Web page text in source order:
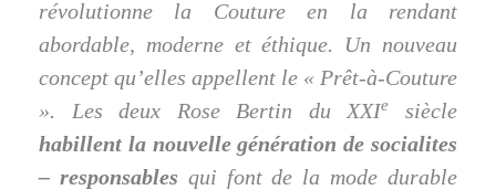
révolutionne la Couture en la rendant
abordable, moderne et éthique. Un nouveau
concept qu’elles appellent le « Prêt-à-Couture
». Les deux Rose Bertin du XXIe
siècle
habillent la nouvelle génération de socialites
– responsables qui font de la mode durable